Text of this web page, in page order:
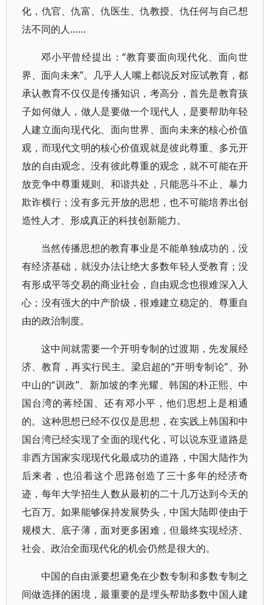
化，仇官、仇富、仇医生、仇教授、仇任何与自己想
法不同的人……
邓小平曾经提出：“教育要面向现代化、面向世
界、面向未来”。几乎人人嘴上都说反对应试教育，都
承认教育不仅仅是传播知识，考高分，首先是教育孩
子如何做人，做人是要做一个现代人，是要帮助年轻
人建立面向现代化、面向世界、面向未来的核心价值
观，而现代文明的核心价值观就是彼此尊重、多元开
放的自由观念。没有彼此尊重的观念，就不可能在开
放竞争中尊重规则、和谐共处，只能恶斗不止、暴力
欺诈横行；没有多元开放的思想，也不可能培养出创
造性人才、形成真正的科技创新能力。
当然传播思想的教育事业是不能单独成功的，没
有经济基础，就没办法让绝大多数年轻人受教育；没
有形成平等交易的商业社会，自由观念也很难深入人
心；没有强大的中产阶级，很难建立稳定的、尊重自
由的政治制度。
这中间就需要一个开明专制的过渡期，先发展经
济、教育，再实行民主。梁启超的“开明专制论”、孙
中山的“训政”、新加坡的李光耀、韩国的朴正熙、中
国台湾的蒋经国、还有邓小平，他们思想上是相通
的。这种思想已经不仅仅是思想，在实践上韩国和中
国台湾已经实现了全面的现代化，可以说东亚道路是
非西方国家实现现代化最成功的道路，中国大陆作为
后来者，也沿着这个思路创造了三十多年的经济奇
迹，每年大学招生人数从最初的二十几万达到今天的
七百万。如果能够保持发展势头，中国大陆即使由于
规模大、底子薄，面对更多困难，但最终实现经济、
社会、政治全面现代化的机会仍然是很大的。
中国的自由派要想避免在少数专制和多数专制之
间做选择的困境，最重要的是埋头帮助多数中国人建